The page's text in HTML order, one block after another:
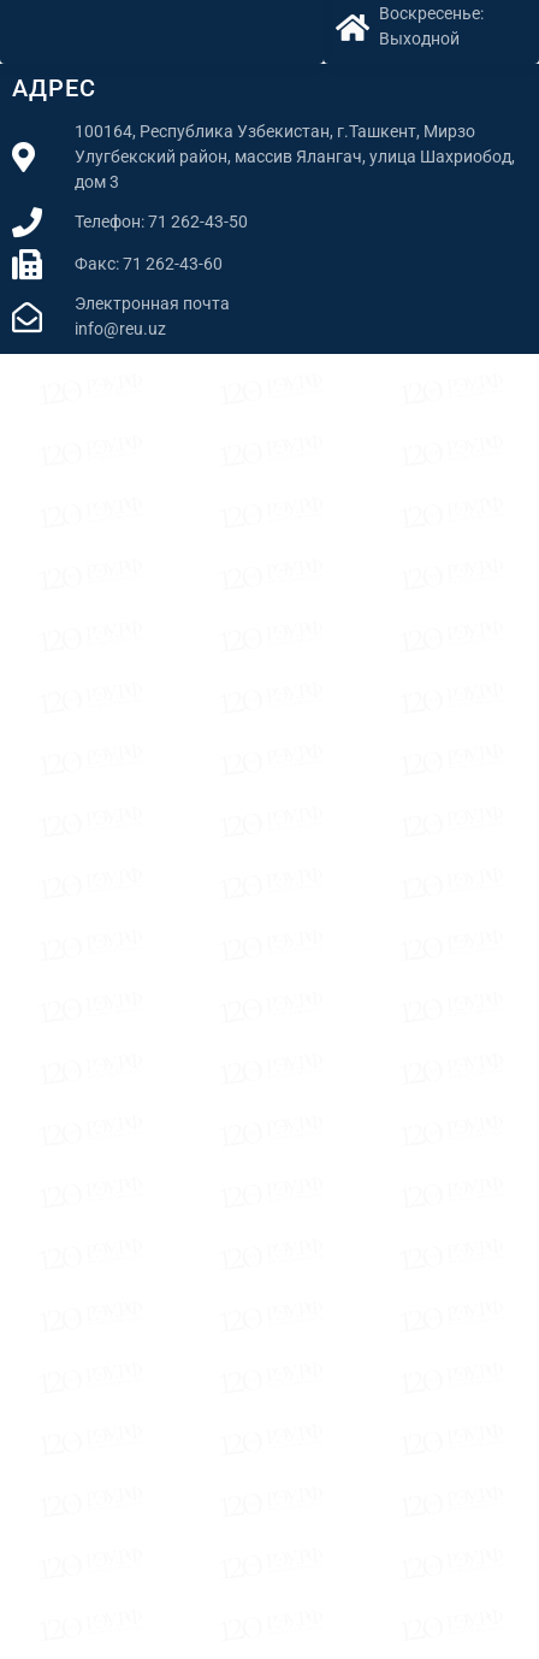
АДРЕС
100164, Республика Узбекистан, г.Ташкент, Мирзо
Улугбекский район, массив Ялангач, улица Шахриобод,
дом 3
Телефон: 71 262-43-50
Факс: 71 262-43-60
Электронная почта
info@reu.uz
Воскресенье:
Выходной